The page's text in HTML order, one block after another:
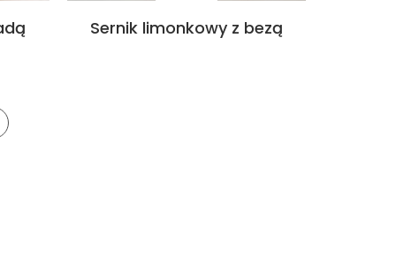
Sernik limonkowy z bezą